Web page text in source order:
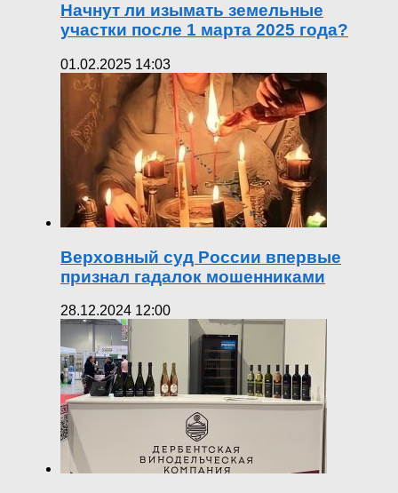
Начнут ли изымать земельные
участки после 1 марта 2025 года?
01.02.2025 14:03
Верховный суд России впервые
признал гадалок мошенниками
28.12.2024 12:00